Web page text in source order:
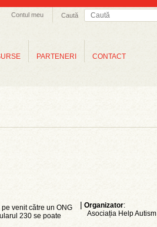
Caută
Contul meu
PARTENERI CONTACT
| Organizator:
Asociația Help Autism
venit către un ONG
230 se poate